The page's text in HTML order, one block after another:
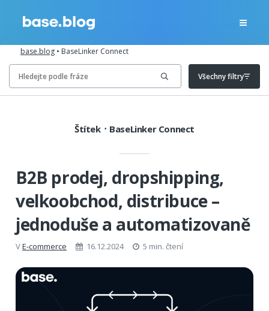
base.blog • BaseLinker Connect
Všechny filtry
Štítek BaseLinker Connect
B2B prodej, dropshipping,
velkoobchod, distribuce –
jednoduše a automatizovaně
VE-commerce 16.12.2024 5 min. čtení